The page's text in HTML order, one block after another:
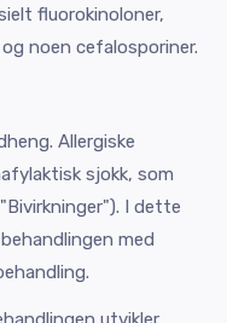
fluorokinoloner,
noen cefalosporiner.
Allergiske
sjokk, som
I dette
med